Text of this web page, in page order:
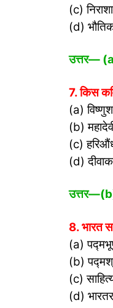
(c)
(d)
उत्तर—
7. किस
(a)
(b)
(c)
(d)
उत्तर
8. भारत
(a)
(b)
(c)
(d)